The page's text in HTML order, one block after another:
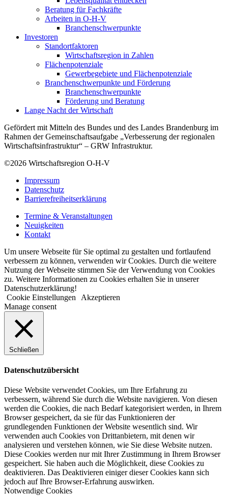
Beratung für Fachkräfte
Arbeiten in O-H-V
Branchenschwerpunkte
Investoren
Standortfaktoren
Wirtschaftsregion in Zahlen
Flächenpotenziale
Gewerbegebiete und Flächenpotenziale
Branchenschwerpunkte und Förderung
Branchenschwerpunkte
Förderung und Beratung
Lange Nacht der Wirtschaft
Gefördert mit Mitteln des Bundes und des Landes Brandenburg im
Rahmen der Gemeinschaftsaufgabe „Verbesserung der regionalen
Wirtschaftsinfrastruktur“ – GRW Infrastruktur.
©2026 Wirtschaftsregion O-H-V
Impressum
Datenschutz
Barrierefreiheitserklärung
Termine & Veranstaltungen
Neuigkeiten
Kontakt
Um unsere Webseite für Sie optimal zu gestalten und fortlaufend
verbessern zu können, verwenden wir Cookies. Durch die weitere
Nutzung der Webseite stimmen Sie der Verwendung von Cookies
zu. Weitere Informationen zu Cookies erhalten Sie in unserer
Datenschutzerklärung!
Cookie Einstellungen
Akzeptieren
Manage consent
Schließen
Datenschutzübersicht
Diese Website verwendet Cookies, um Ihre Erfahrung zu
verbessern, während Sie durch die Website navigieren. Von diesen
werden die Cookies, die nach Bedarf kategorisiert werden, in Ihrem
Browser gespeichert, da sie für das Funktionieren der
grundlegenden Funktionen der Website wesentlich sind. Wir
verwenden auch Cookies von Drittanbietern, mit denen wir
analysieren und verstehen können, wie Sie diese Website nutzen.
Diese Cookies werden nur mit Ihrer Zustimmung in Ihrem Browser
gespeichert. Sie haben auch die Möglichkeit, diese Cookies zu
deaktivieren. Das Deaktivieren einiger dieser Cookies kann sich
jedoch auf Ihre Browser-Erfahrung auswirken.
Notwendige Cookies